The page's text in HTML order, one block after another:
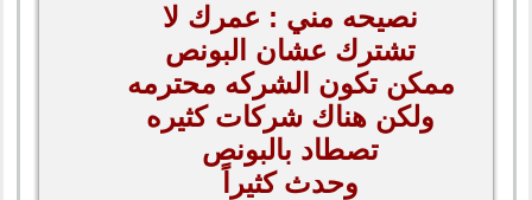
نصيحه مني : عمرك لا
تشترك عشان البونص
ممكن تكون الشركه محترمه
ولكن هناك شركات كثيره
تصطاد بالبونص
وحدث كثيراً